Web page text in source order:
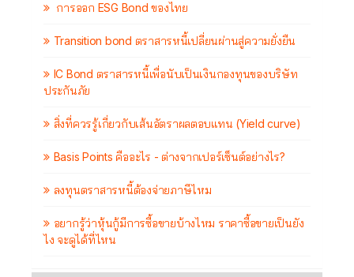
การออก ESG Bond ของไทย
Transition bond ตราสารหนี้เปลี่ยนผ่านสู่ความยั่งยืน
IC Bond ตราสารหนี้เพื่อนับเป็นเงินกองทุนของบริษัท
ประกันภัย
สิ่งที่ควรรู้เกี่ยวกับเส้นอัตราผลตอบแทน (Yield curve)
Basis Points คืออะไร - ต่างจากเปอร์เซ็นต์อย่างไร?
ลงทุนตราสารหนี้ต้องจ่ายภาษีไหม
อยากรู้ว่าหุ้นกู้มีการซื้อขายบ้างไหม ราคาซื้อขายเป็นยัง
ไง จะดูได้ที่ไหน